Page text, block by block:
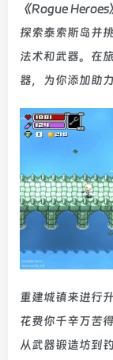
《Rogue
探索泰索斯岛并
法术和武器。在
器，为你添加助力
重建城镇来进行升
花费你千辛万苦
从武器锻造坊到